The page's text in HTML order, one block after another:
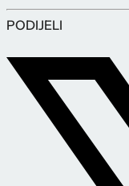
PODIJELI